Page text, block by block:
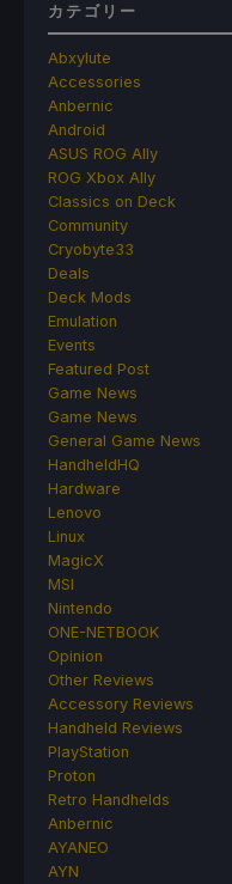
カテゴリー
Abxylute
Accessories
Anbernic
Android
ASUS ROG Ally
ROG Xbox Ally
Classics on Deck
Community
Cryobyte33
Deals
Deck Mods
Emulation
Events
Featured Post
Game News
Game News
General Game News
HandheldHQ
Hardware
Lenovo
Linux
MagicX
MSI
Nintendo
ONE-NETBOOK
Opinion
Other Reviews
Accessory Reviews
Handheld Reviews
PlayStation
Proton
Retro Handhelds
Anbernic
AYANEO
AYN